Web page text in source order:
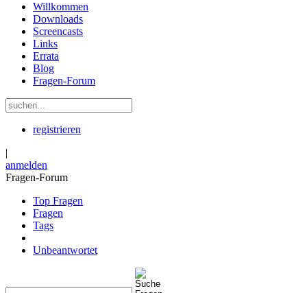
Willkommen
Downloads
Screencasts
Links
Errata
Blog
Fragen-Forum
registrieren
|
anmelden
Fragen-Forum
Top Fragen
Fragen
Tags
Unbeantwortet